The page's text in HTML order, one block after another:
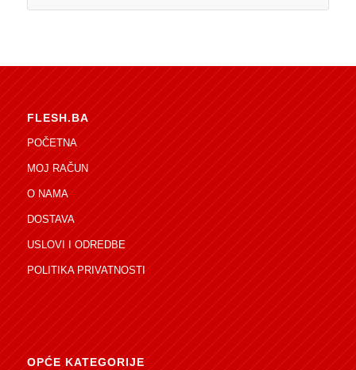
FLESH.BA
POČETNA
MOJ RAČUN
O NAMA
DOSTAVA
USLOVI I ODREDBE
POLITIKA PRIVATNOSTI
OPĆE KATEGORIJE